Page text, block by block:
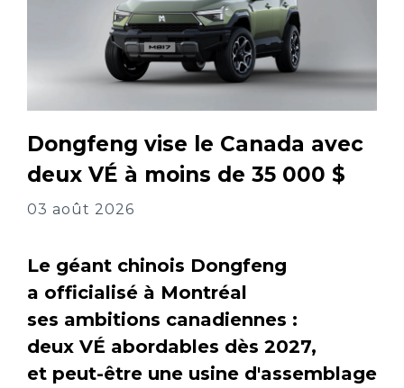
Dongfeng vise le Canada avec
deux VÉ à moins de 35 000 $
03 août 2026
Le géant chinois Dongfeng
a officialisé à Montréal
ses ambitions canadiennes :
deux VÉ abordables dès 2027,
et peut-être une usine d'assemblage